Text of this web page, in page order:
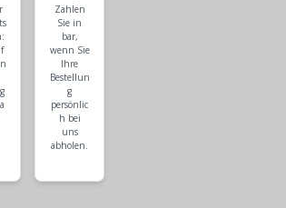
Zahlen
Sie in
bar,
wenn Sie
Ihre
Bestellun
g
persönlic
h bei
uns
abholen.